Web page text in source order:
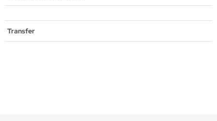
Transfer